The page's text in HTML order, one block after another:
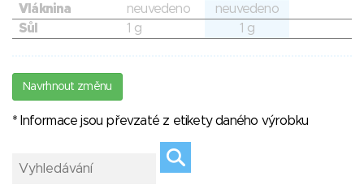
Vláknina
neuvedeno
neuvedeno
Sůl
1 g 1 g
Navrhnout změnu
* Informace jsou převzaté z etikety daného výrobku